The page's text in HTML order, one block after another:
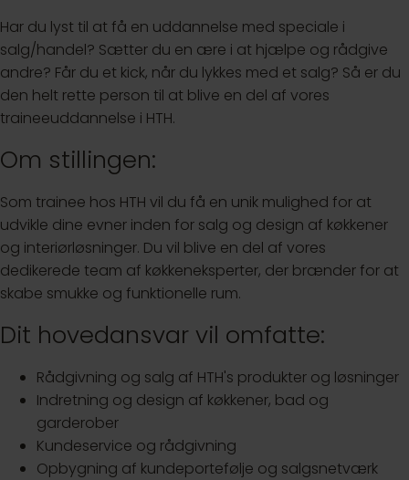
Har du lyst til at få en uddannelse med speciale i
salg/handel? Sætter du en ære i at hjælpe og rådgive
andre? Får du et kick, når du lykkes med et salg? Så er du
den helt rette person til at blive en del af vores
traineeuddannelse i HTH.
Om stillingen:
Som trainee hos HTH vil du få en unik mulighed for at
udvikle dine evner inden for salg og design af køkkener
og interiørløsninger. Du vil blive en del af vores
dedikerede team af køkkeneksperter, der brænder for at
skabe smukke og funktionelle rum.
Dit hovedansvar vil omfatte:
Rådgivning og salg af HTH's produkter og løsninger
Indretning og design af køkkener, bad og
garderober
Kundeservice og rådgivning
Opbygning af kundeportefølje og salgsnetværk